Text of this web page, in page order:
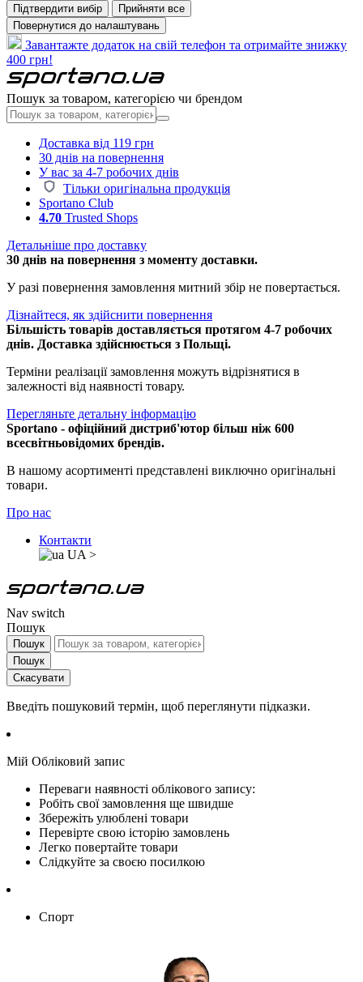
Підтвердити вибір
Прийняти все
Повернутися до налаштувань
Завантажте додаток на свій телефон та отримайте знижку
400 грн!
Пошук за товаром, категорією чи брендом
Доставка від 119 грн
30 днів на повернення
У вас за 4-7 робочих днів
Тільки оригінальна продукція
Sportano Club
4.70 Trusted Shops
Детальніше про доставку
30 днів на повернення з моменту доставки.
У разі повернення замовлення митний збір не повертається.
Дізнайтеся, як здійснити повернення
Більшість товарів доставляється протягом 4-7 робочих
днів. Доставка здійснюється з Польщі.
Терміни реалізації замовлення можуть відрізнятися в
залежності від наявності товару.
Перегляньте детальну інформацію
Sportano - офіційний дистриб'ютор більш ніж 600
всесвітньовідомих брендів.
В нашому асортименті представлені виключно оригінальні
товари.
Про нас
Контакти
UA >
Nav switch
Пошук
Пошук
Пошук
Скасувати
Введіть пошуковий термін, щоб переглянути підказки.
Мій Обліковий запис
Переваги наявності облікового запису:
Робіть свої замовлення ще швидше
Збережіть улюблені товари
Перевірте свою історію замовлень
Легко повертайте товари
Слідкуйте за своєю посилкою
Спорт